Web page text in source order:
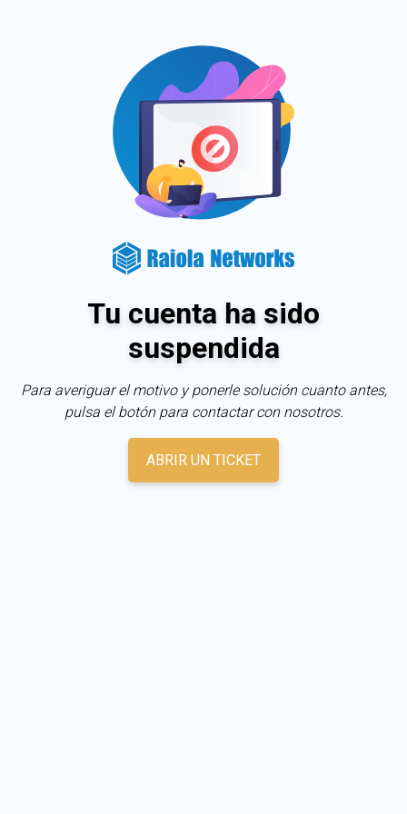
Tu cuenta ha sido
suspendida
Para averiguar el motivo y ponerle solución cuanto antes,
pulsa el botón para contactar con nosotros.
ABRIR UN TICKET